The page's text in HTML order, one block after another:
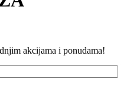
akcijama i ponudama!